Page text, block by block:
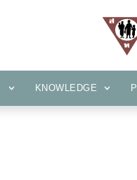
KNOWLEDGE
KNOWLEDGE